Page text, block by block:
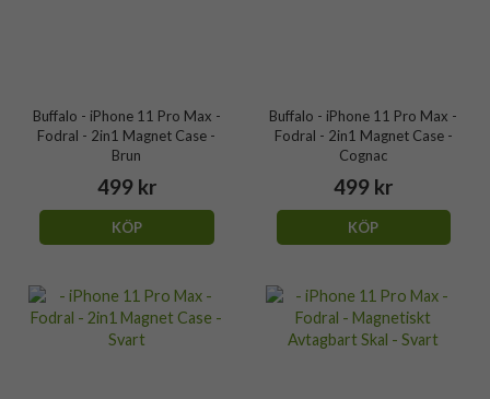
Buffalo - iPhone 11 Pro Max -
Fodral - 2in1 Magnet Case -
Brun
499 kr
KÖP
Buffalo - iPhone 11 Pro Max -
Fodral - 2in1 Magnet Case -
Cognac
499 kr
KÖP